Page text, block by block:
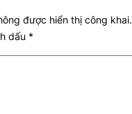
được hiển thị công khai.
dấu *